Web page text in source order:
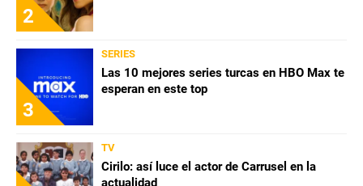
SPOILER US
QUIENES SOMOS
Escribe en Spoiler
2
3
SERIES
Las 10 mejores series turcas en HBO Max te
esperan en este top
TV
Cirilo: así luce el actor de Carrusel en la